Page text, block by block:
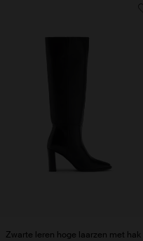
Zwarte leren hoge laarzen met hak